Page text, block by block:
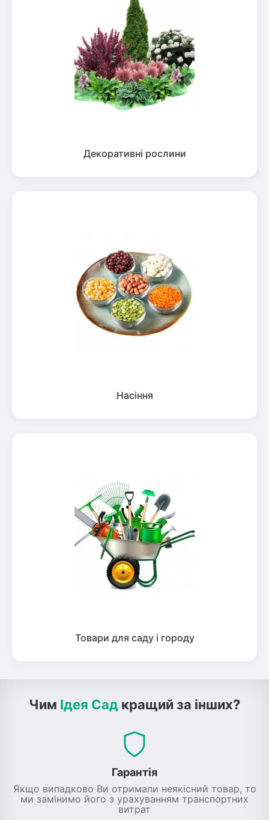
Декоративні рослини
Насіння
Товари для саду і городу
Чим Ідея Сад кращий за інших?
Гарантія
Якщо випадково Ви отримали неякісний товар, то
ми замінимо його з урахуванням транспортних
витрат